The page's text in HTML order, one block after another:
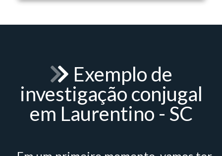
Exemplo de
investigação conjugal
em Laurentino - SC